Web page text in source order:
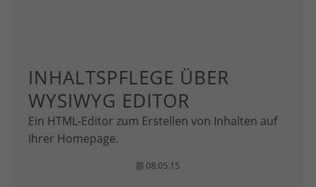
INHALTSPFLEGE ÜBER
WYSIWYG EDITOR
Ein HTML-Editor zum Erstellen von Inhalten auf
Ihrer Homepage.
08.05.15